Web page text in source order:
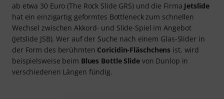
ab etwa 30 Euro (The Rock Slide GRS) und die Firma Jetslide
hat ein einzigartig geformtes Bottleneck zum schnellen
Wechsel zwischen Akkord- und Slide-Spiel im Angebot
(Jetslide JSB). Wer auf der Suche nach einem Glas-Slider in
der Form des berühmten Coricidin-Fläschchens ist, wird
beispielsweise beim Blues Bottle Slidevon Dunlop in
verschiedenen Längen fündig.